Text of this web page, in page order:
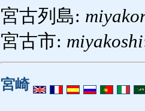
宮古列島:
宮古市: miyakoshi
宮崎